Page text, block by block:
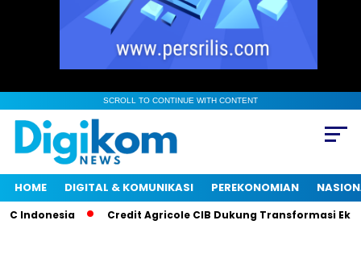
SCROLL TO CONTINUE WITH CONTENT
HOME DIGITAL & KOMUNIKASI PEREKONOMIAN
Credit Agricole CIB Dukung Transformasi